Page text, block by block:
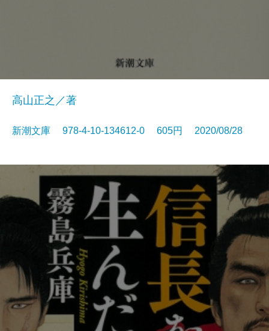
高山正之／著
新潮文庫 978-4-10-134612-0 605円 2020/08/28